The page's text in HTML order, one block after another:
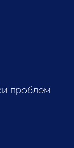
проблем